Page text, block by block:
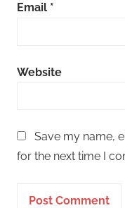
Email *
Website
Save my name,
for the next time I